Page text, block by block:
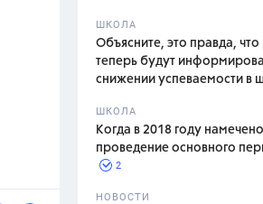
ШКОЛА
Объясните, это правда,
теперь будут
снижении успеваемости в
ШКОЛА
Когда в 2018 году намечено
проведение основного
2
НОВОСТИ